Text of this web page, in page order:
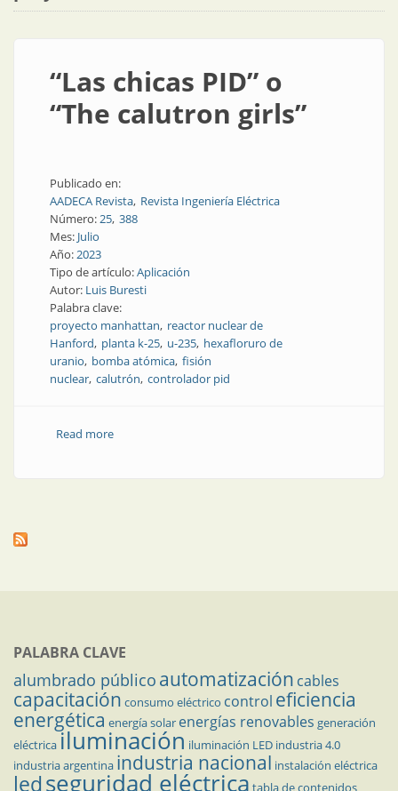
“Las chicas PID” o
“The calutron girls”
Publicado en:
AADECA Revista Revista Ingeniería Eléctrica
Número:25 388
Mes: Julio
Año:2023
Tipo de artículo:Aplicación
Autor: Luis Buresti
Palabra clave:
proyecto manhattan reactor nuclear de
Hanford planta k-25 u-235 hexafloruro de
uranio bomba atómica fisión
nuclear calutrón controlador pid
Read moreabout “Las chicas PID” o “The calutron girls”
PALABRA CLAVE
alumbrado público automatización cables
capacitación consumo eléctrico control eficiencia
energética energía solar energías renovables generación
eléctricailuminación iluminación LED industria 4.0
industria argentina industria nacional instalación eléctrica
ledseguridad eléctrica tabla de contenidos